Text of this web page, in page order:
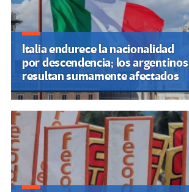
Italia endurece la nacionalidad
por descendencia; los argentinos
resultan sumamente afectados